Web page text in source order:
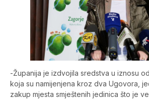
-Županija je izdvojila sredstva u iznosu od
koja su namijenjena kroz dva Ugovora,
zakup mjesta smještenih jedinica što je